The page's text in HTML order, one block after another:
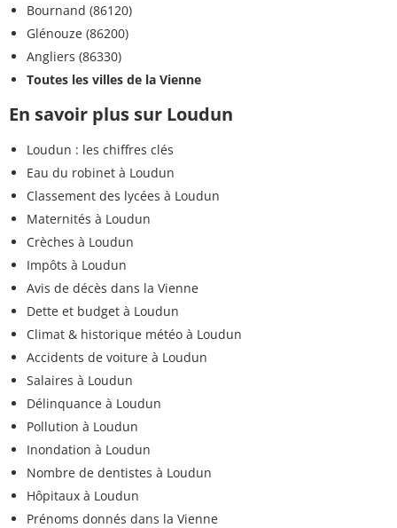
Bournand (86120)
Glénouze (86200)
Angliers (86330)
Toutes les villes de la Vienne
En savoir plus sur Loudun
Loudun : les chiffres clés
Eau du robinet à Loudun
Classement des lycées à Loudun
Maternités à Loudun
Crèches à Loudun
Impôts à Loudun
Avis de décès dans la Vienne
Dette et budget à Loudun
Climat & historique météo à Loudun
Accidents de voiture à Loudun
Salaires à Loudun
Délinquance à Loudun
Pollution à Loudun
Inondation à Loudun
Nombre de dentistes à Loudun
Hôpitaux à Loudun
Prénoms donnés dans la Vienne